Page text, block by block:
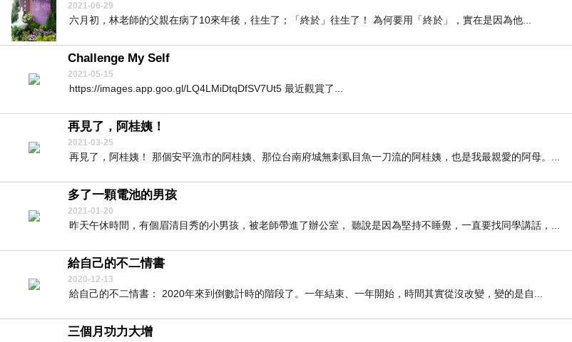
2021-06-29
六月初，林老師的父親在病了10來年後，往生了；「終於」往生了！ 為何要用「終於」，實在是因為他...
Challenge My Self
2021-05-15
https://images.app.goo.gl/LQ4LMiDtqDfSV7Ut5 最近觀賞了...
再見了，阿桂姨！
2021-03-25
再見了，阿桂姨！ 那個安平漁市的阿桂姨、那位台南府城無刺虱目魚一刀流的阿桂姨，也是我最親愛的阿母。...
多了一顆電池的男孩
2021-01-20
昨天午休時間，有個眉清目秀的小男孩，被老師帶進了辦公室， 聽說是因為堅持不睡覺，一直要找同學講話，...
給自己的不二情書
2020-12-13
給自己的不二情書： 2020年來到倒數計時的階段了。一年結束、一年開始，時間其實從沒改變，變的是自...
三個月功力大增